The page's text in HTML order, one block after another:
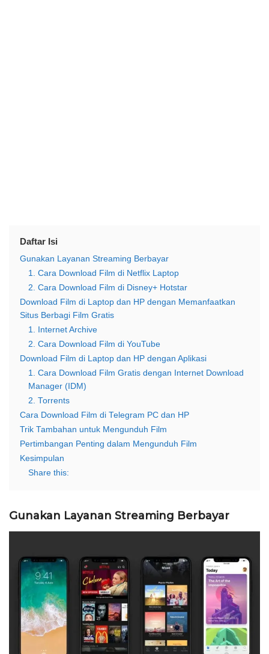
Daftar Isi
Gunakan Layanan Streaming Berbayar
1. Cara Download Film di Netflix Laptop
2. Cara Download Film di Disney+ Hotstar
Download Film di Laptop dan HP dengan Memanfaatkan
Situs Berbagi Film Gratis
1. Internet Archive
2. Cara Download Film di YouTube
Download Film di Laptop dan HP dengan Aplikasi
1. Cara Download Film Gratis dengan Internet Download
Manager (IDM)
2. Torrents
Cara Download Film di Telegram PC dan HP
Trik Tambahan untuk Mengunduh Film
Pertimbangan Penting dalam Mengunduh Film
Kesimpulan
Share this:
Gunakan Layanan Streaming Berbayar